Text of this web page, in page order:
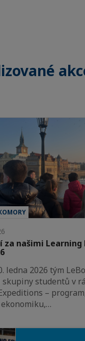
za našimi Learning
ledna 2026 tým
studentů v
–